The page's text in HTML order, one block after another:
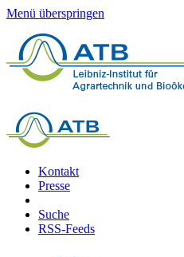
Menü überspringen
Kontakt
Presse
Suche
RSS-Feeds